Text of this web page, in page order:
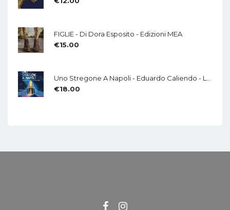
FIGLIE - Di Dora Esposito - Edizioni MEA
€15.00
€18.00